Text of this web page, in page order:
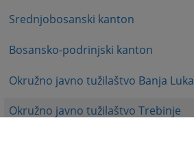
Srednjobosanski kanton
Bosansko-podrinjski kanton
Okružno javno tužilaštvo Banja Luka
Okružno javno tužilaštvo Trebinje